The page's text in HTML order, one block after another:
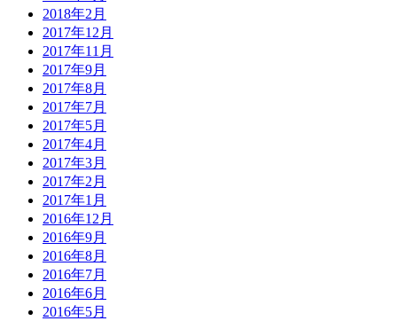
2018年2月
2017年12月
2017年11月
2017年9月
2017年8月
2017年7月
2017年5月
2017年4月
2017年3月
2017年2月
2017年1月
2016年12月
2016年9月
2016年8月
2016年7月
2016年6月
2016年5月